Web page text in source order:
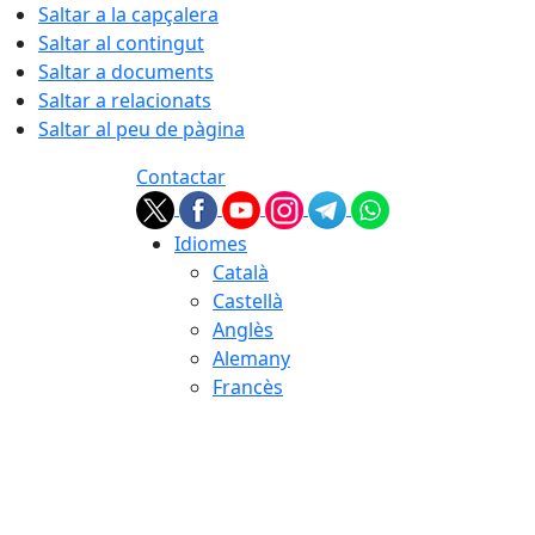
Saltar a la capçalera
Saltar al contingut
Saltar a documents
Saltar a relacionats
Saltar al peu de pàgina
Contactar
Idiomes
Català
Castellà
Anglès
Alemany
Francès